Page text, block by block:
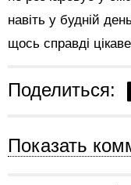
навіть у будній
щось справді
Поделиться:
Показать